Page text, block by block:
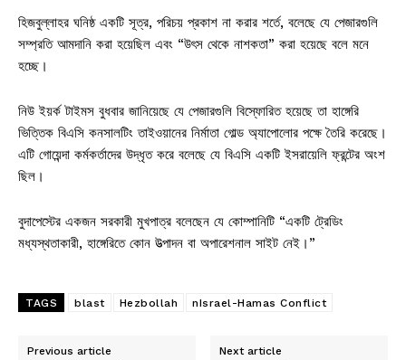
হিজবুল্লাহর ঘনিষ্ঠ একটি সূত্র, পরিচয় প্রকাশ না করার শর্তে, বলেছে যে পেজারগুলি
সম্প্রতি আমদানি করা হয়েছিল এবং “উৎস থেকে নাশকতা” করা হয়েছে বলে মনে
হচ্ছে।
নিউ ইয়র্ক টাইমস বুধবার জানিয়েছে যে পেজারগুলি বিস্ফোরিত হয়েছে তা হাঙ্গেরি
ভিত্তিক বিএসি কনসালটিং তাইওয়ানের নির্মাতা গোল্ড অ্যাপোলোর পক্ষে তৈরি করেছে।
এটি গোয়েন্দা কর্মকর্তাদের উদ্ধৃত করে বলেছে যে বিএসি একটি ইসরায়েলি ফ্রন্টের অংশ
ছিল।
বুদাপেস্টের একজন সরকারী মুখপাত্র বলেছেন যে কোম্পানিটি “একটি ট্রেডিং
মধ্যস্থতাকারী, হাঙ্গেরিতে কোন উত্পাদন বা অপারেশনাল সাইট নেই।”
TAGS blast Hezbollah nIsrael-Hamas Conflict
Previous article Next article